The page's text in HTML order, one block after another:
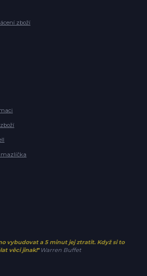
zboží
mazlíčka
vybudovat a 5 minut jej ztratit. Když si to
věci jinak!" Warren Buffet